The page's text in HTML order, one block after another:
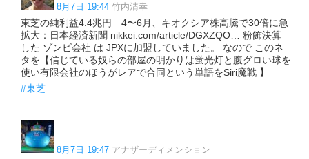
8月7日 19:44 竹内清幸
東芝の純利益4.4兆円 4〜6月、キオクシア株高騰で30倍に急
拡大：日本経済新聞 nikkei.com/article/DGXZQO… 粉飾決算
した ゾンビ会社 は JPXに加盟していました。 なので このネ
タを【信じている奴らの部屋の明かりは蛍光灯と腹グロい球を
使い有限会社のほうがレアで合同という単語をSiri魔戦 】
#東芝
8月7日 19:47 アナザーディメンション